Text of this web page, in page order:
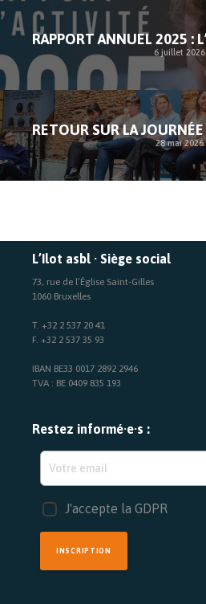
6 juillet 2026
28 mai 2026
L’Ilot asbl · Siège social
73, rue de l’Église Saint-Gilles
1060 Bruxelles
T. +32 2 537 20 41
F. +32 2 537 35 93
IBAN BE33 0017 2892 2946
TVA : BE 0409 835 193
Restez informé·e·s :
J'accepte la GDPR
INSCRIPTION